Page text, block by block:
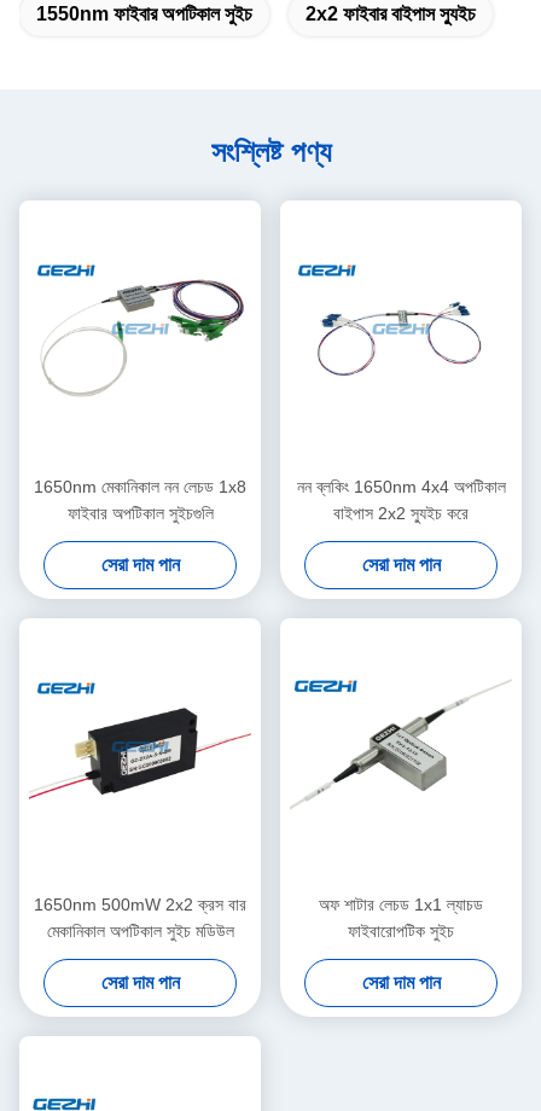
1550nm ফাইবার অপটিকাল সুইচ 2x2 ফাইবার বাইপাস স্যুইচ
সংশ্লিষ্ট পণ্য
1650nm মেকানিকাল নন লেচড 1x8
ফাইবার অপটিকাল সুইচগুলি
সেরা দাম পান
নন ব্লকিং 1650nm 4x4 অপটিকাল
বাইপাস 2x2 স্যুইচ করে
সেরা দাম পান
1650nm 500mW 2x2 ক্রস বার
মেকানিকাল অপটিকাল সুইচ মডিউল
সেরা দাম পান
অফ শাটার লেচড 1x1 ল্যাচড
ফাইবারোপটিক সুইচ
সেরা দাম পান